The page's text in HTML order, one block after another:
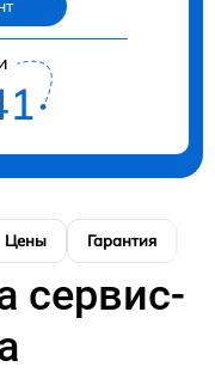
Цены Гарантия
сервис-